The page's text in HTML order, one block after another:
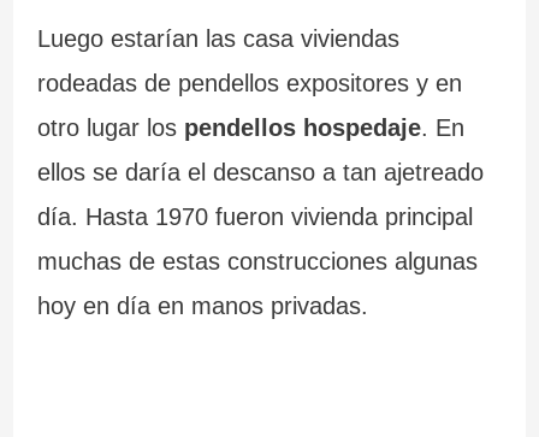
Luego estarían las casa viviendas
rodeadas de pendellos expositores y en
otro lugar los pendellos hospedaje. En
ellos se daría el descanso a tan ajetreado
día. Hasta 1970 fueron vivienda principal
muchas de estas construcciones algunas
hoy en día en manos privadas.